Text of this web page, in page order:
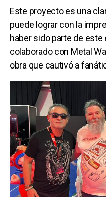
Este proyecto es una
puede lograr con la
haber sido parte de este
colaborado con Metal
obra que cautivó a